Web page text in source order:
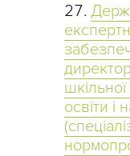
шкільної
освіти і